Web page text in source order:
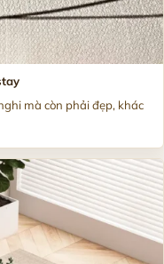
mà còn phải đẹp, khác